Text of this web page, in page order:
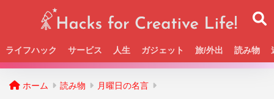
ライフハック サービス 人生 ガジェット 旅/外出 読み物
Beckの活動＆SNSまとめはこちら
ホーム 読み物 月曜日の名言